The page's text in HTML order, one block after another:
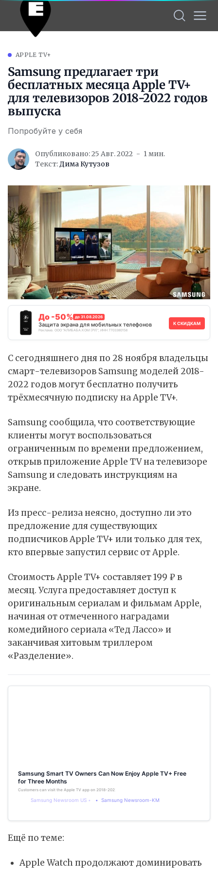
APPLE TV+
Samsung предлагает три
бесплатных месяца Apple TV+
для телевизоров 2018-2022 годов
выпуска
Попробуйте у себя
Опубликовано: 25 Авг. 2022
1 мин.
Текст:Дима Кутузов
До -50% до 31.08.2026
Защита экрана для мобильных телефонов
Реклама. ООО "АЛИБАБА.КОМ (РУ)", ИНН 7703380158
К СКИДКАМ
С сегодняшнего дня по 28 ноября владельцы
смарт-телевизоров Samsung моделей 2018-
2022 годов могут бесплатно получить
трёхмесячную подписку на Apple TV+.
Samsung сообщила, что соответствующие
клиенты могут воспользоваться
ограниченным по времени предложением,
открыв приложение Apple TV на телевизоре
Samsung и следовать инструкциям на
экране.
Из пресс-релиза неясно, доступно ли это
предложение для существующих
подписчиков Apple TV+ или только для тех,
кто впервые запустил сервис от Apple.
Стоимость Apple TV+ составляет 199 ₽в
месяц. Услуга предоставляет доступ к
оригинальным сериалам и фильмам Apple,
начиная от отмеченного наградами
комедийного сериала «Тед Лассо» и
заканчивая хитовым триллером
«Разделение».
Samsung Smart TV Owners Can Now Enjoy Apple TV+ Free
for Three Months
Customers can visit the Apple TV app on 2018-2022 Samsung Smart TV models to take advantage of
Samsung Newsroom US Samsung Newsroom-KM
Ещё по теме:
Apple Watch продолжают доминировать